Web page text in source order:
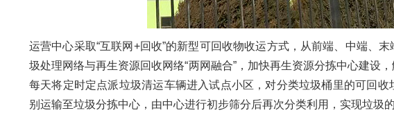
运营中心采取“互联网+回收”的新型可回收物收运方式，从前端、中端、
圾处理网络与再生资源回收网络“两网融合”，加快再生资源分拣中心建设
每天将定时定点派垃圾清运车辆进入试点小区，对分类垃圾桶里的可回
别运输至垃圾分拣中心，由中心进行初步筛分后再次分类利用，实现垃圾